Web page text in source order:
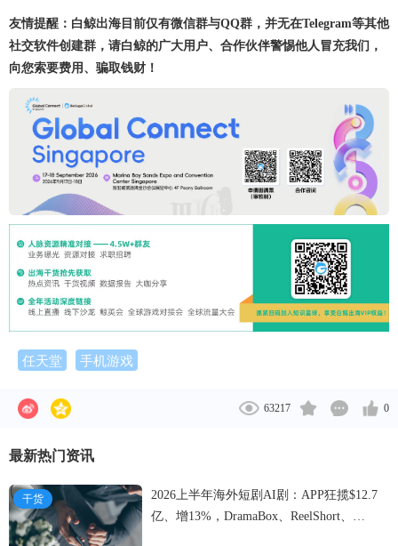
友情提醒：白鲸出海目前仅有微信群与QQ群，并无在Telegram等其他
社交软件创建群，请白鲸的广大用户、合作伙伴警惕他人冒充我们，
向您索要费用、骗取钱财！
任天堂 手机游戏
63217 0
最新热门资讯
干货
2026上半年海外短剧AI剧：APP狂揽$12.7
亿、增13%，DramaBox、ReelShort、